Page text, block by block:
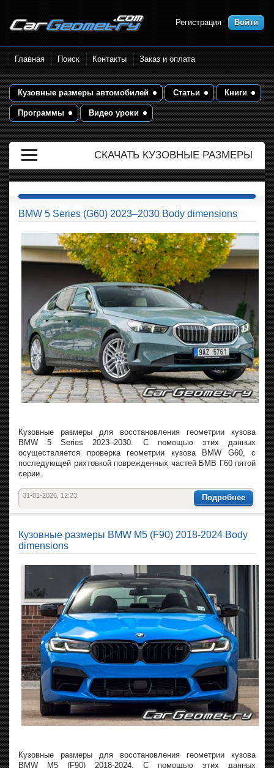
Размеры кузова автомобилей.
Контрольные точки и кузовные
размеры. Геометрия кузова
Регистрация Войти
Главная Поиск Контакты Заказ и оплата
Кузовные размеры автомобилей Статьи Книги
Программы Видео уроки
СКАЧАТЬ КУЗОВНЫЕ РАЗМЕРЫ
BMW 5 Series (G60) 2023–2030 Body dimensions
Кузовные размеры для восстановления геометрии кузова
BMW 5 Series 2023–2030. С помощью этих данных
осуществляется проверка геометрии кузова BMW G60, с
последующей рихтовкой поврежденных частей БМВ Г60 пятой
серии.
Подробнее
31-01-2026, 12:23
Кузовные размеры BMW M5 (F90) 2018-2024 Body
dimensions
Кузовные размеры для восстановления геометрии кузова
BMW M5 (F90) 2018-2024. С помощью этих данных